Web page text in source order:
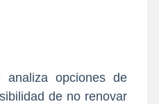
analiza opciones de
de no renovar